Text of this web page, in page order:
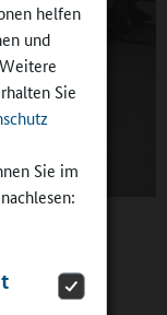
helfen
und
Sie
Sie im